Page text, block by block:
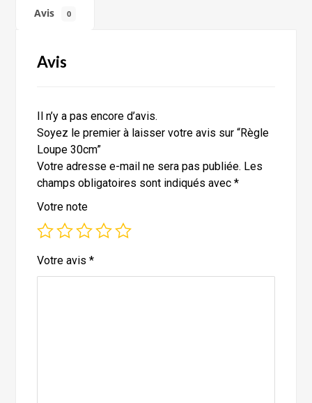
Avis 0
Avis
Il n’y a pas encore d’avis.
Soyez le premier à laisser votre avis sur “Règle
Loupe 30cm”
Votre adresse e-mail ne sera pas publiée. Les
champs obligatoires sont indiqués avec*
Votre note
Votre avis*